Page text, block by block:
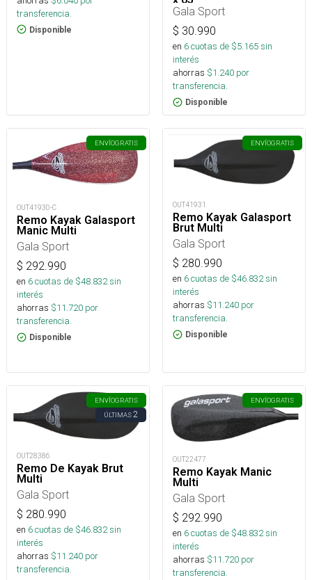
transferencia.
Disponible
Gala Sport
$ 30.990
en 6cuotas de $5.165sin
interés
ahorras $1.240 por
transferencia.
Disponible
ENVÍOGRATIS
OUT41930-C
Remo Kayak Galasport
Manic Multi
Gala Sport
$ 292.990
en 6cuotas de $48.832sin
interés
ahorras $11.720 por
transferencia.
Disponible
ENVÍOGRATIS
OUT41931
Remo Kayak Galasport
Brut Multi
Gala Sport
$ 280.990
en 6cuotas de $46.832sin
interés
ahorras $11.240 por
transferencia.
Disponible
ENVÍOGRATIS
ÚLTIMAS2
OUT28386
Remo De Kayak Brut
Multi
Gala Sport
$ 280.990
en 6cuotas de $46.832sin
interés
ahorras $11.240 por
transferencia.
ENVÍOGRATIS
OUT22477
Remo Kayak Manic
Multi
Gala Sport
$ 292.990
en 6cuotas de $48.832sin
interés
ahorras $11.720 por
transferencia.